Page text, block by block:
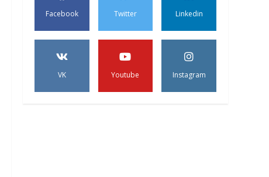
Facebook Twitter Linkedin
VK Youtube Instagram